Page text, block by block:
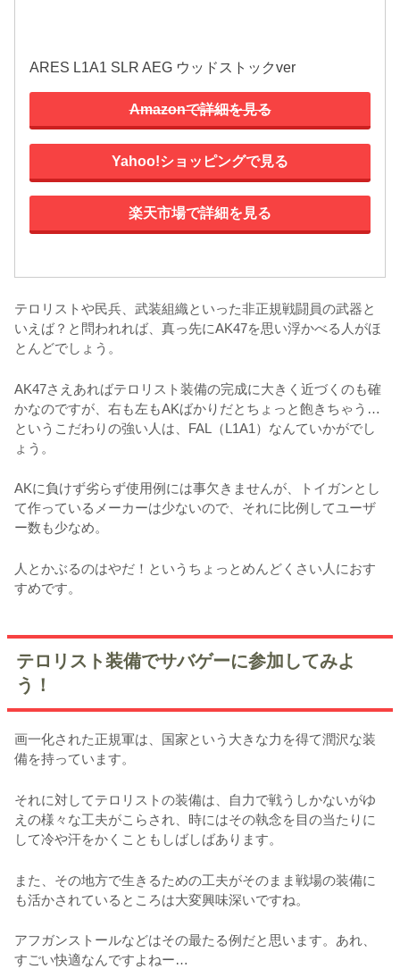
ARES L1A1 SLR AEG ウッドストックver
Amazonで詳細を見る
Yahoo!ショッピングで見る
楽天市場で詳細を見る
テロリストや民兵、武装組織といった非正規戦闘員の武器と
いえば？と問われれば、真っ先にAK47を思い浮かべる人がほ
とんどでしょう。
AK47さえあればテロリスト装備の完成に大きく近づくのも確
かなのですが、右も左もAKばかりだとちょっと飽きちゃう…
というこだわりの強い人は、FAL（L1A1）なんていかがでし
ょう。
AKに負けず劣らず使用例には事欠きませんが、トイガンとし
て作っているメーカーは少ないので、それに比例してユーザ
ー数も少なめ。
人とかぶるのはやだ！というちょっとめんどくさい人におす
すめです。
テロリスト装備でサバゲーに参加してみよ
う！
画一化された正規軍は、国家という大きな力を得て潤沢な装
備を持っています。
それに対してテロリストの装備は、自力で戦うしかないがゆ
えの様々な工夫がこらされ、時にはその執念を目の当たりに
して冷や汗をかくこともしばしばあります。
また、その地方で生きるための工夫がそのまま戦場の装備に
も活かされているところは大変興味深いですね。
アフガンストールなどはその最たる例だと思います。あれ、
すごい快適なんですよねー…